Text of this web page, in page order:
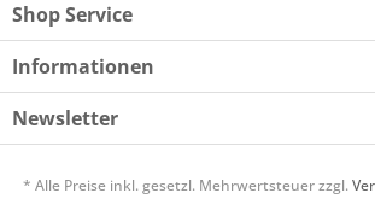
Shop Service
Informationen
Newsletter
* Alle Preise inkl. gesetzl. Mehrwertsteuer zzgl.